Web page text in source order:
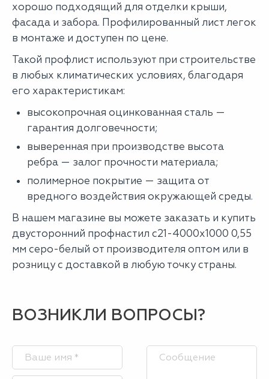
хорошо подходящий для отделки крыши,
фасада и забора. Профилированный лист легок
в монтаже и доступен по цене.
Такой профлист используют при строительстве
в любых климатических условиях, благодаря
его характеристикам:
высокопрочная оцинкованная сталь —
гарантия долговечности;
выверенная при производстве высота
ребра — залог прочности материала;
полимерное покрытие — защита от
вредного воздействия окружающей среды.
В нашем магазине вы можете заказать и купить
двусторонний профнастил с21-4000х1000 0,55
мм серо-белый от производителя оптом или в
розницу с доставкой в любую точку страны.
ВОЗНИКЛИ ВОПРОСЫ?